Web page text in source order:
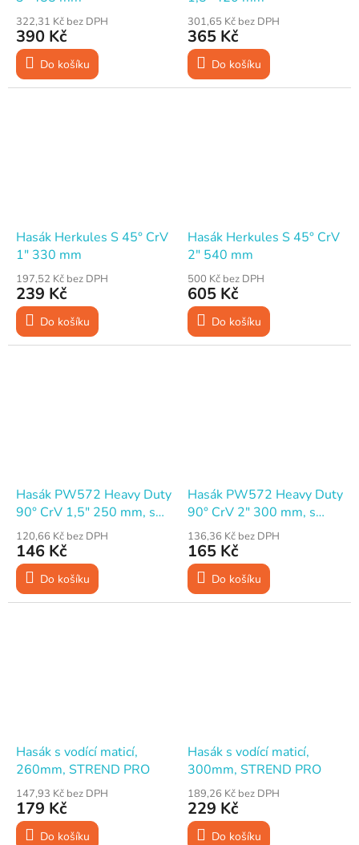
322,31 Kč bez DPH
390 Kč
Do košíku
301,65 Kč bez DPH
365 Kč
Do košíku
Hasák Herkules S 45° CrV
1" 330 mm
197,52 Kč bez DPH
239 Kč
Do košíku
Hasák Herkules S 45° CrV
2" 540 mm
500 Kč bez DPH
605 Kč
Do košíku
Hasák PW572 Heavy Duty
90° CrV 1,5" 250 mm, s
vodící maticí
120,66 Kč bez DPH
146 Kč
Do košíku
Hasák PW572 Heavy Duty
90° CrV 2" 300 mm, s
vodící maticí
136,36 Kč bez DPH
165 Kč
Do košíku
Hasák s vodící maticí,
260mm, STREND PRO
147,93 Kč bez DPH
179 Kč
Do košíku
Hasák s vodící maticí,
300mm, STREND PRO
189,26 Kč bez DPH
229 Kč
Do košíku